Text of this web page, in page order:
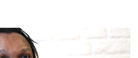
Lesung & Gespräch